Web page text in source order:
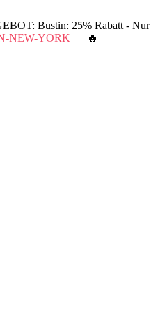
Bustin: 25% Rabatt - Nur
NEW-YORK 🔥